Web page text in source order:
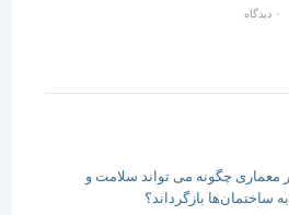
چگونه می تواند سلامت و
بازگرداند؟